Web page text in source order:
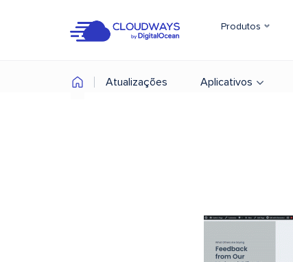
Produtos
Atualizações Aplicativos